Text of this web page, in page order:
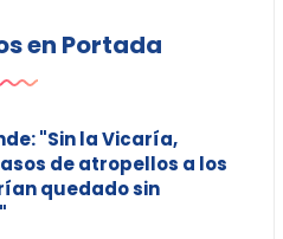
en Portada
"Sin la Vicaría,
de atropellos a los
quedado sin